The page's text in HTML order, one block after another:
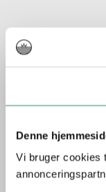
Denne
Vi bruger cookies